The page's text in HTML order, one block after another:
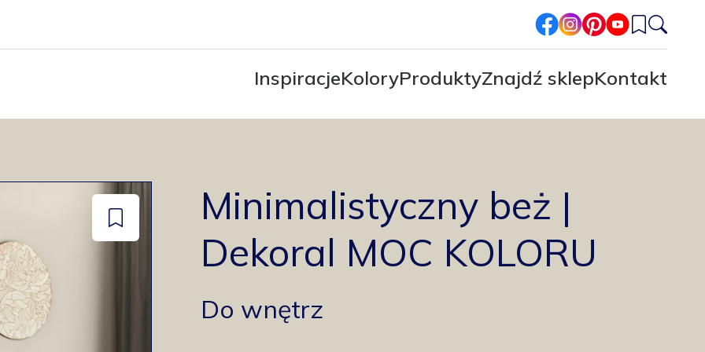
facebook
instagram
pinterest
youtube
InspiracjeKoloryProduktyZnajdź sklepKontakt
Minimalistyczny beż |
Dekoral MOC KOLORU
Do wnętrz
Dodaj